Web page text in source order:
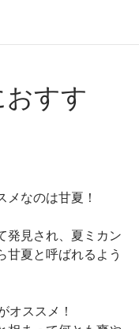
すす
なのは甘夏！
発見され、夏ミカン
甘夏と呼ばれるよう
オススメ！